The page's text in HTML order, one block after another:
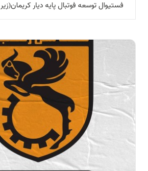
فستیوال توسعه فوتبال پایه دیار کریمان(زیر ۱۴سال)